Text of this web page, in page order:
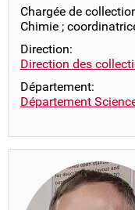
Chargée de
Chimie ;
Direction:
Direction des
Département:
Département